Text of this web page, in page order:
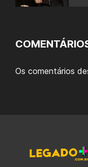
Os comentários